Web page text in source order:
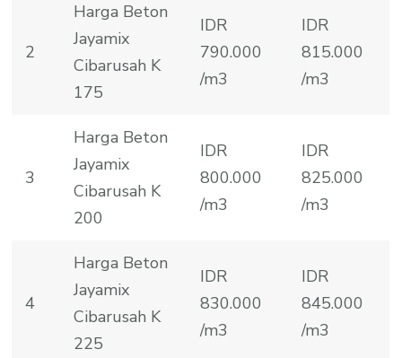
2
Harga Beton
Jayamix
Cibarusah K
175
IDR
790.000
/m3
IDR
815.000
/m3
3
Harga Beton
Jayamix
Cibarusah K
200
IDR
800.000
/m3
IDR
825.000
/m3
4
Harga Beton
Jayamix
Cibarusah K
225
IDR
830.000
/m3
IDR
845.000
/m3